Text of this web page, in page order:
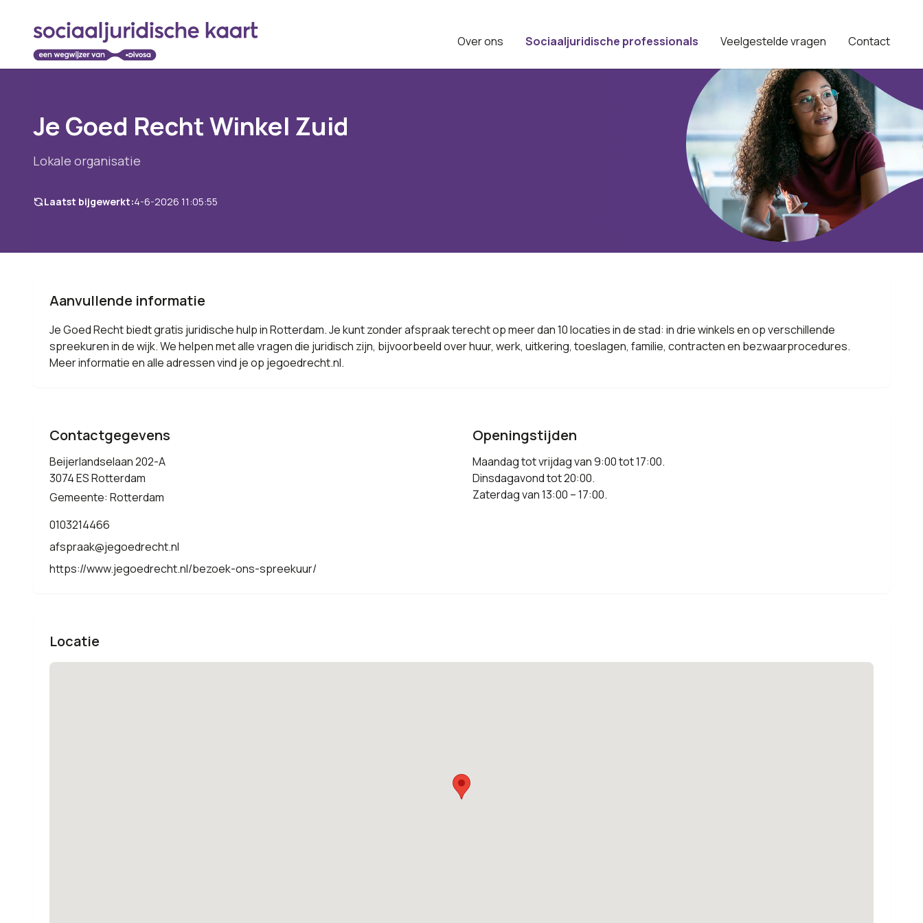
Over ons Sociaaljuridische professionals Veelgestelde vragen Contact
Je Goed Recht Winkel Zuid
Lokale organisatie
Laatst bijgewerkt:4-6-2026 11:05:55
Aanvullende informatie
Je Goed Recht biedt gratis juridische hulp in Rotterdam. Je kunt zonder afspraak terecht op meer dan 10 locaties in de stad: in drie winkels en op verschillende
spreekuren in de wijk. We helpen met alle vragen die juridisch zijn, bijvoorbeeld over huur, werk, uitkering, toeslagen, familie, contracten en bezwaarprocedures.
Meer informatie en alle adressen vind je op jegoedrecht.nl.
Contactgegevens
Beijerlandselaan 202-A
3074 ES Rotterdam
Gemeente: Rotterdam
0103214466
afspraak@jegoedrecht.nl
https://www.jegoedrecht.nl/bezoek-ons-spreekuur/
Openingstijden
Maandag tot vrijdag van 9:00 tot 17:00.
Dinsdagavond tot 20:00.
Zaterdag van 13:00 – 17:00.
Locatie